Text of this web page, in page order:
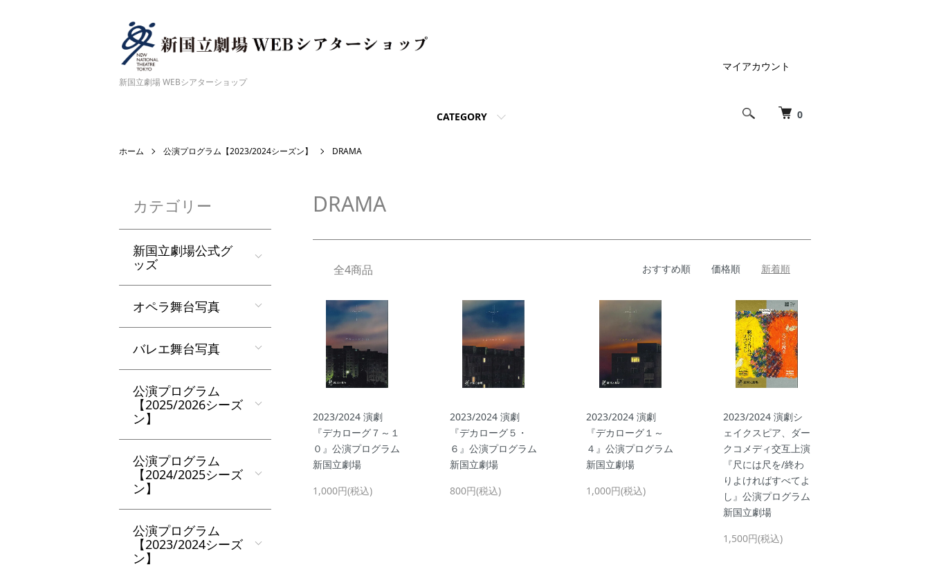
新国立劇場 WEBシアターショップ
0
CATEGORY
マイアカウント
ホーム 公演プログラム【2023/2024シーズン】 DRAMA
DRAMA
全4商品 おすすめ順 価格順 新着順
2023/2024 演劇
『デカローグ７～１
０』公演プログラム
新国立劇場
1,000円(税込)
2023/2024 演劇
『デカローグ５・
６』公演プログラム
新国立劇場
800円(税込)
2023/2024 演劇
『デカローグ１～
４』公演プログラム
新国立劇場
1,000円(税込)
2023/2024 演劇シ
ェイクスピア、ダー
クコメディ交互上演
『尺には尺を/終わ
りよければすべてよ
し』公演プログラム
新国立劇場
1,500円(税込)
カテゴリー
新国立劇場公式グ
ッズ
オペラ舞台写真
バレエ舞台写真
公演プログラム
【2025/2026シーズ
ン】
公演プログラム
【2024/2025シーズ
ン】
公演プログラム
【2023/2024シーズ
ン】